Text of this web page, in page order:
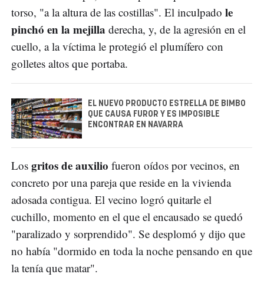
torso, "a la altura de las costillas". El inculpado le
pinchó en la mejilla derecha, y, de la agresión en el
cuello, a la víctima le protegió el plumífero con
golletes altos que portaba.
EL NUEVO PRODUCTO ESTRELLA DE BIMBO
QUE CAUSA FUROR Y ES IMPOSIBLE
ENCONTRAR EN NAVARRA
Los gritos de auxilio fueron oídos por vecinos, en
concreto por una pareja que reside en la vivienda
adosada contigua. El vecino logró quitarle el
cuchillo, momento en el que el encausado se quedó
"paralizado y sorprendido". Se desplomó y dijo que
no había "dormido en toda la noche pensando en que
la tenía que matar".